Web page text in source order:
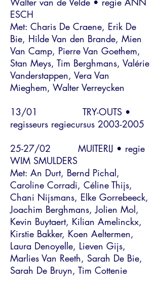
ESCH
Met: Charis De Craene, Erik De
Bie, Hilde Van den Brande, Mien
Van Camp, Pierre Van Goethem,
Stan Meys, Tim Berghmans, Valérie
Vanderstappen, Vera Van
Mieghem, Walter Verreycken
13/01 TRY-OUTS •
regisseurs regiecursus 2003-2005
25-27/02 MUITERIJ • regie
WIM SMULDERS
Met: An Durt, Bernd Pichal,
Caroline Corradi, Céline Thijs,
Chani Nijsmans, Elke Gorrebeeck,
Joachim Berghmans, Jolien Mol,
Kevin Buytaert, Kilian Amelinckx,
Kirstie Bakker, Koen Aeltermen,
Laura Denoyelle, Lieven Gijs,
Marlies Van Reeth, Sarah De Bie,
Sarah De Bruyn, Tim Cottenie